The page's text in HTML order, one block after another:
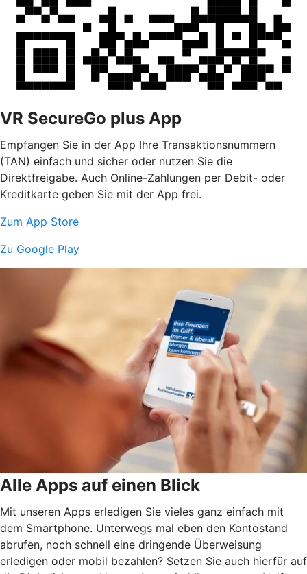
VR SecureGo plus App
Empfangen Sie in der App Ihre Transaktionsnummern
(TAN) einfach und sicher oder nutzen Sie die
Direktfreigabe. Auch Online-Zahlungen per Debit- oder
Kreditkarte geben Sie mit der App frei.
Zum App Store
Zu Google Play
Alle Apps auf einen Blick
Mit unseren Apps erledigen Sie vieles ganz einfach mit
dem Smartphone. Unterwegs mal eben den Kontostand
abrufen, noch schnell eine dringende Überweisung
erledigen oder mobil bezahlen? Setzen Sie auch hierfür auf